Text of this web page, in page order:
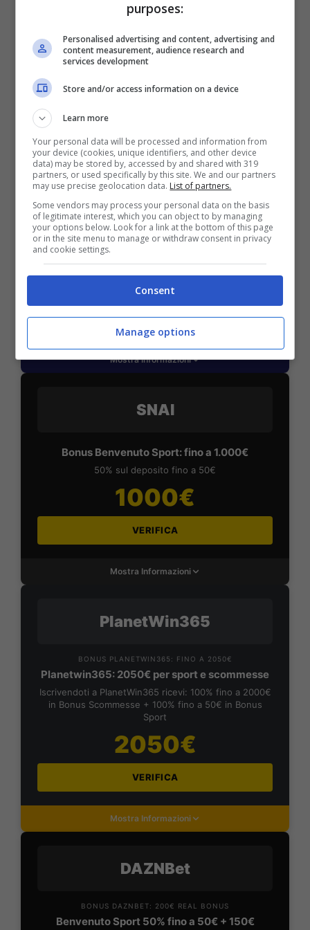
Scommesse + 50% del primo deposito fino a 50€
2050€
BONUS BENVENUTO LOTTOMATICA: 2050€
Fino a 2050€ bonus scommesse e sport
Per i nuovi utenti della piattaforma: 100% fino a 50€ in
Bonus Scommesse + 100% fino a 2000€ in Bonus
2050€
VERIFICA
Mostra Informazioni
SNAI
Bonus Benvenuto Sport: fino a 1.000€
50% sul deposito fino a 50€
1000€
VERIFICA
Mostra Informazioni
PlanetWin365
BONUS PLANETWIN365: FINO A 2050€
Planetwin365: 2050€ per sport e scommesse
Iscrivendoti a PlanetWin365 ricevi: 100% fino a 2000€
in Bonus Scommesse + 100% fino a 50€ in Bonus
Sport
2050€
VERIFICA
Mostra Informazioni
DAZNBet
BONUS DAZNBET: 200€ REAL BONUS
Benvenuto Sport 50% fino a 50€ + 150€
purposes:
Personalised advertising and content, advertising and
content measurement, audience research and
services development
Store and/or access information on a device
Learn more
Your personal data will be processed and information from
your device (cookies, unique identifiers, and other device
data) may be stored by, accessed by and shared with 319
partners, or used specifically by this site. We and our partners
may use precise geolocation data. List of partners.
Some vendors may process your personal data on the basis
of legitimate interest, which you can object to by managing
your options below. Look for a link at the bottom of this page
or in the site menu to manage or withdraw consent in privacy
and cookie settings.
Consent
Manage options